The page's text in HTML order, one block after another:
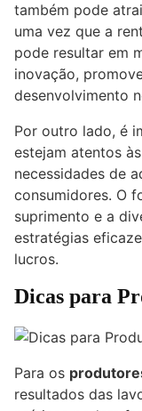
também pode
uma vez que a
pode resultar em
inovação,
desenvolvimento
Por outro lado, é
estejam atentos
necessidades de
consumidores. O
suprimento e a
estratégias
lucros.
Dicas para
Para os
resultados das